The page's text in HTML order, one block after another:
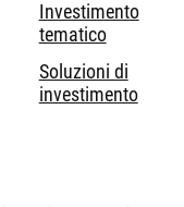
Investimento
tematico
Soluzioni di
investimento